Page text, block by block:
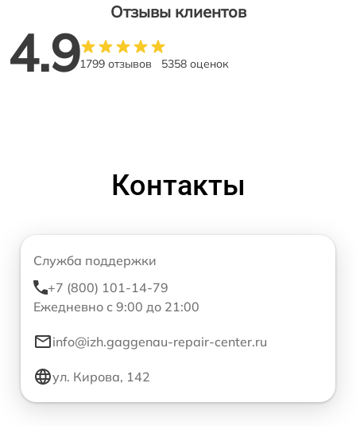
Отзывы клиентов
4.91799 отзывов 5358 оценок
Контакты
Служба поддержки
+7 (800) 101-14-79
Ежедневно с 9:00 до 21:00
info@izh.gaggenau-repair-center.ru
ул. Кирова, 142